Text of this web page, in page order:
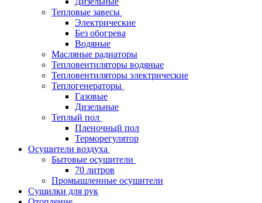
Тепловые завесы
Электрические
Без обогрева
Водяные
Масляные радиаторы
Тепловентиляторы водяные
Тепловентиляторы электрические
Теплогенераторы
Газовые
Дизельные
Теплый пол
Пленочный пол
Терморегулятор
Осушители воздуха
Бытовые осушители
70 литров
Промышленные осушители
Сушилки для рук